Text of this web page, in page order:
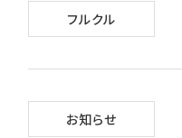
フルクル
お知らせ